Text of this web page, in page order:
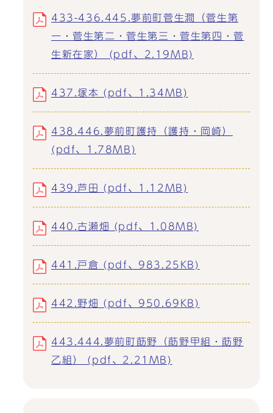
433-436.445.夢前町菅生澗（菅生第
一・菅生第二・菅生第三・菅生第四・菅
生新在家） (pdf、2.19MB)
437.塚本 (pdf、1.34MB)
438.446.夢前町護持（護持・岡崎）
(pdf、1.78MB)
439.芦田 (pdf、1.12MB)
440.古瀬畑 (pdf、1.08MB)
441.戸倉 (pdf、983.25KB)
442.野畑 (pdf、950.69KB)
443.444.夢前町莇野（莇野甲組・莇野
乙組） (pdf、2.21MB)